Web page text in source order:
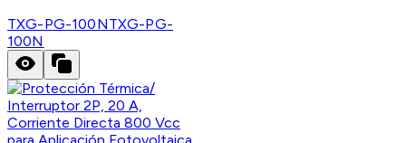
TXG-PG-100NTXG-PG-
100N